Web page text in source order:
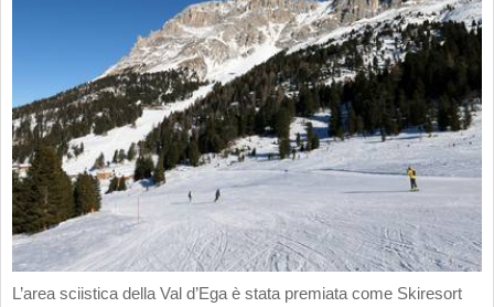
L’area sciistica della Val d’Ega è stata premiata come Skiresort